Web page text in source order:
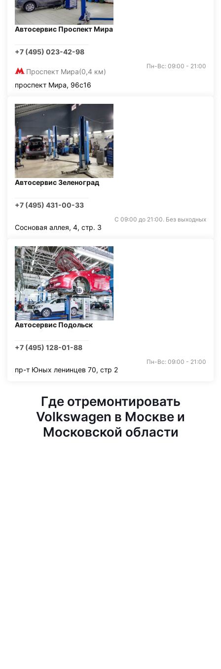
Автосервис Проспект Мира
+7 (495) 023-42-98
Проспект Мира(0,4 км)
Пн-Вс: 09:00 - 21:00
проспект Мира, 96с16
Автосервис Зеленоград
+7 (495) 431-00-33
С 09:00 до 21:00. Без выходных
Сосновая аллея, 4, стр. 3
Автосервис Подольск
+7 (495) 128-01-88
Пн-Вс: 09:00 - 21:00
пр-т Юных ленинцев 70, стр 2
Где отремонтировать
Volkswagen в Москве и
Московской области